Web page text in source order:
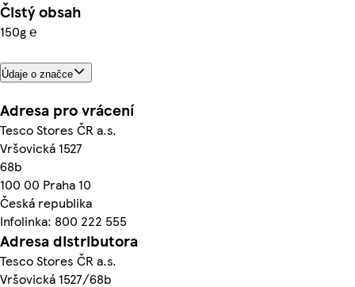
Čistý obsah
150g ℮
Údaje o značce
Adresa pro vrácení
Tesco Stores ČR a.s.
Vršovická 1527
68b
100 00 Praha 10
Česká republika
Infolinka: 800 222 555
Adresa distributora
Tesco Stores ČR a.s.
Vršovická 1527/68b